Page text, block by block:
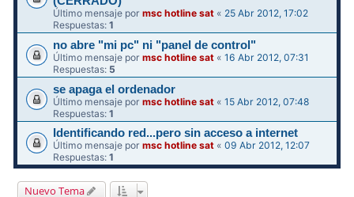
Último mensaje pormsc hotline sat « 25 Abr 2012, 17:02
Respuestas:1
no abre "mi pc" ni "panel de control"
Último mensaje pormsc hotline sat «16 Abr 2012, 07:31
Respuestas: 5
se apaga el ordenador
Último mensaje pormsc hotline sat «15 Abr 2012, 07:48
Respuestas:1
Identificando red...pero sin acceso a internet
Último mensaje pormsc hotline sat «09 Abr 2012, 12:07
Respuestas:1
Nuevo Tema